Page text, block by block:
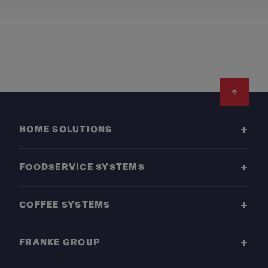
HOME SOLUTIONS
FOODSERVICE SYSTEMS
COFFEE SYSTEMS
FRANKE GROUP